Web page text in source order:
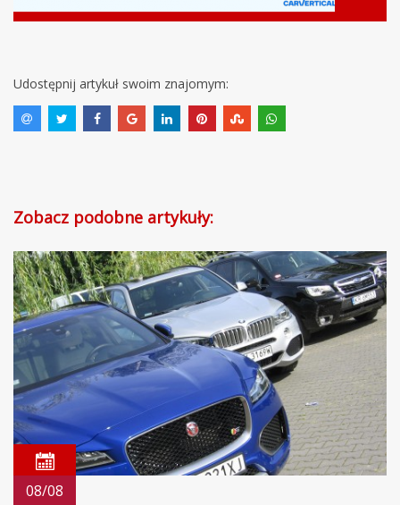
Udostępnij artykuł swoim znajomym:
Zobacz podobne artykuły:
08/08